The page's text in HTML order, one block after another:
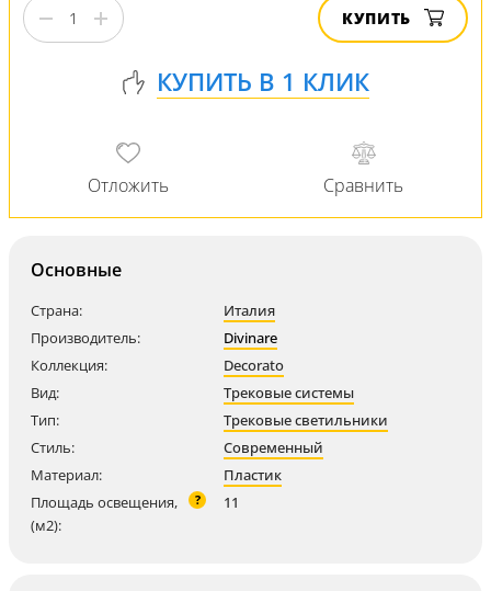
КУПИТЬ
Основные
Страна:
Италия
Производитель:
Divinare
Коллекция:
Decorato
Вид:
Трековые системы
Тип:
Трековые светильники
Стиль:
Современный
Материал:
Пластик
Площадь освещения,
(м2):
? 11